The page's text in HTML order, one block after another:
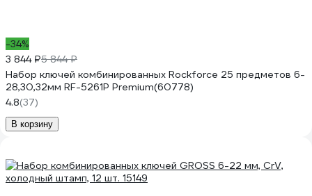
-34%
3 844 ₽5 844 ₽
Набор ключей комбинированных Rockforce 25 предметов 6-
28,30,32мм RF-5261P Premium(60778)
4.8(37)
В корзину